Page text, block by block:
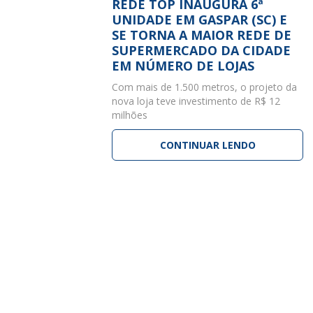
REDE TOP INAUGURA 6ª
UNIDADE EM GASPAR (SC) E
SE TORNA A MAIOR REDE DE
SUPERMERCADO DA CIDADE
EM NÚMERO DE LOJAS
Com mais de 1.500 metros, o projeto da
nova loja teve investimento de R$ 12
milhões
CONTINUAR LENDO